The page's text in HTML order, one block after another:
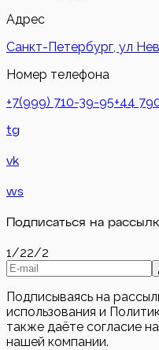
Адрес
Санкт-Петербург, ул
Номер телефона
+7(999) 710-39-95+44
tg
vk
ws
Подписаться на
1/22/2
Подписываясь на
использования и
также даёте согласие
нашей компании.